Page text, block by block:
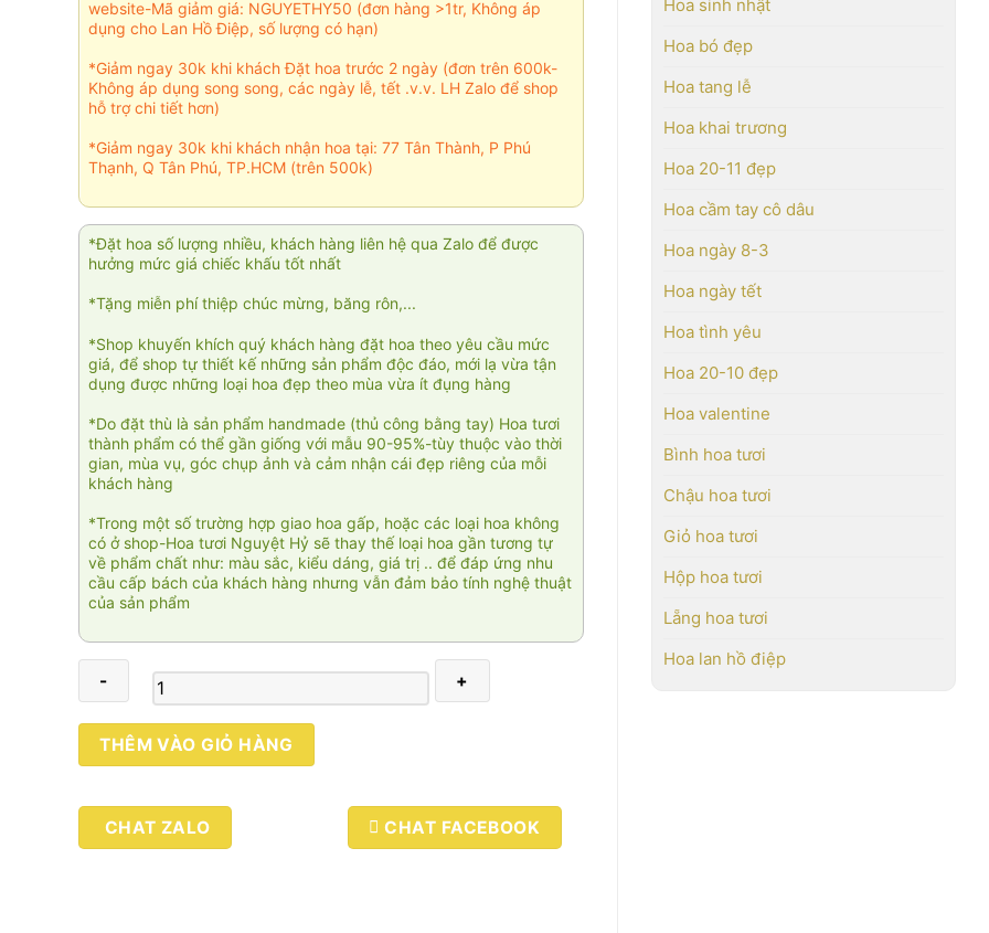
Hoa sinh nhật
Hoa bó đẹp
Hoa tang lễ
Hoa khai trương
Hoa 20-11 đẹp
Hoa cầm tay cô dâu
Hoa ngày 8-3
Hoa ngày tết
Hoa tình yêu
Hoa 20-10 đẹp
Hoa valentine
Bình hoa tươi
Chậu hoa tươi
Giỏ hoa tươi
Hộp hoa tươi
Lẵng hoa tươi
Hoa lan hồ điệp
website-Mã giảm giá: NGUYETHY50 (đơn hàng >1tr, Không áp
dụng cho Lan Hồ Điệp, số lượng có hạn)
*Giảm ngay 30k khi khách Đặt hoa trước 2 ngày (đơn trên 600k-
Không áp dụng song song, các ngày lễ, tết .v.v. LH Zalo để shop
hỗ trợ chi tiết hơn)
*Giảm ngay 30k khi khách nhận hoa tại: 77 Tân Thành, P Phú
Thạnh, Q Tân Phú, TP.HCM (trên 500k)
*Đặt hoa số lượng nhiều, khách hàng liên hệ qua Zalo để được
hưởng mức giá chiếc khấu tốt nhất
*Tặng miễn phí thiệp chúc mừng, băng rôn,...
*Shop khuyến khích quý khách hàng đặt hoa theo yêu cầu mức
giá, để shop tự thiết kế những sản phẩm độc đáo, mới lạ vừa tận
dụng được những loại hoa đẹp theo mùa vừa ít đụng hàng
*Do đặt thù là sản phẩm handmade (thủ công bằng tay) Hoa tươi
thành phẩm có thể gần giống với mẫu 90-95%-tùy thuộc vào thời
gian, mùa vụ, góc chụp ảnh và cảm nhận cái đẹp riêng của mỗi
khách hàng
*Trong một số trường hợp giao hoa gấp, hoặc các loại hoa không
có ở shop-Hoa tươi Nguyệt Hỷ sẽ thay thế loại hoa gần tương tự
về phẩm chất như: màu sắc, kiểu dáng, giá trị .. để đáp ứng nhu
cầu cấp bách của khách hàng nhưng vẫn đảm bảo tính nghệ thuật
của sản phẩm
Ánh
mặt
01
THÊM VÀO GIỎ HÀNG
CHAT ZALO CHAT FACEBOOK